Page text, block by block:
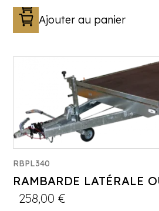
Ajouter au panier
RBPL340
RAMBARDE LATÉRALE
258,00€